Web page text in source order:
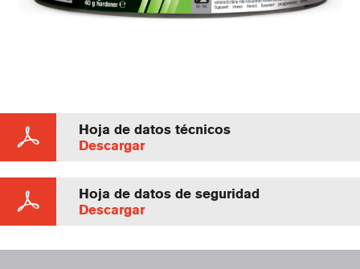
Hoja de datos técnicos
Descargar
Hoja de datos de seguridad
Descargar